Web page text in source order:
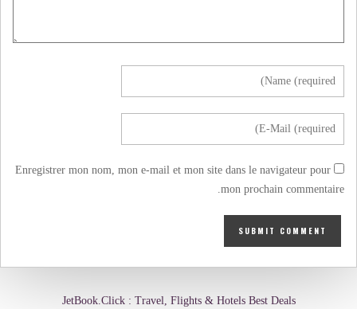
Enregistrer mon nom, mon e-mail et mon site dans le navigateur pour
mon prochain commentaire.
JetBook.Click : Travel, Flights & Hotels Best Deals